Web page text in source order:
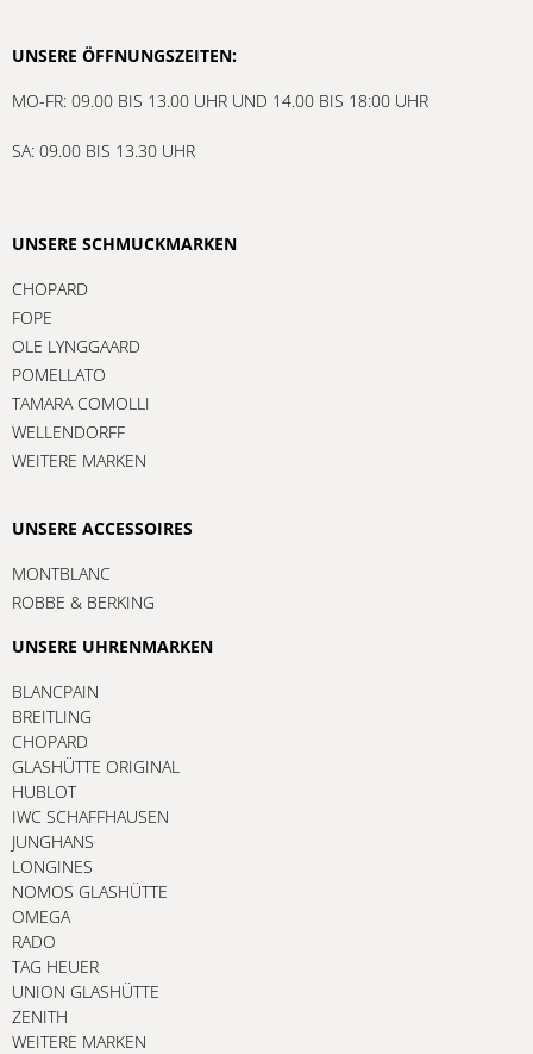
UNSERE ÖFFNUNGSZEITEN:
MO-FR: 09.00 BIS 13.00 UHR UND 14.00 BIS 18:00 UHR
SA: 09.00 BIS 13.30 UHR
UNSERE SCHMUCKMARKEN
CHOPARD
FOPE
OLE LYNGGAARD
POMELLATO
TAMARA COMOLLI
WELLENDORFF
WEITERE MARKEN
UNSERE ACCESSOIRES
MONTBLANC
ROBBE & BERKING
UNSERE UHRENMARKEN
BLANCPAIN
BREITLING
CHOPARD
GLASHÜTTE ORIGINAL
HUBLOT
IWC SCHAFFHAUSEN
JUNGHANS
LONGINES
NOMOS GLASHÜTTE
OMEGA
RADO
TAG HEUER
UNION GLASHÜTTE
ZENITH
WEITERE MARKEN